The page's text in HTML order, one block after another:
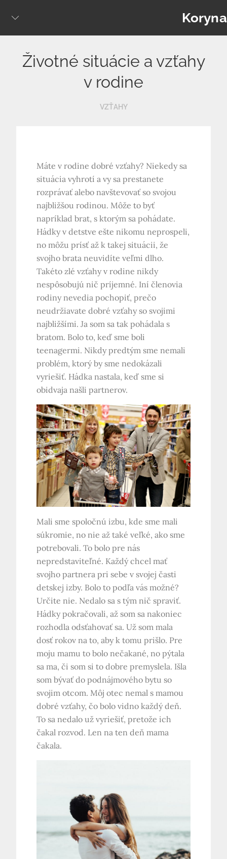
Koryna
Životné situácie a vzťahy
v rodine
VZŤAHY
Máte v rodine dobré vzťahy? Niekedy sa
situácia vyhrotí a vy sa prestanete
rozprávať alebo navštevovať so svojou
najbližšou rodinou. Môže to byť
napríklad brat, s ktorým sa pohádate.
Hádky v detstve ešte nikomu neprospeli,
no môžu prísť až k takej situácii, že
svojho brata neuvidíte veľmi dlho.
Takéto zlé vzťahy v rodine nikdy
nespôsobujú nič príjemné. Iní členovia
rodiny nevedia pochopiť, prečo
neudržiavate dobré vzťahy so svojimi
najbližšími. Ja som sa tak pohádala s
bratom. Bolo to, keď sme boli
teenagermi. Nikdy predtým sme nemali
problém, ktorý by sme nedokázali
vyriešiť. Hádka nastala, keď sme si
obidvaja našli partnerov.
Mali sme spoločnú izbu, kde sme mali
súkromie, no nie až také veľké, ako sme
potrebovali. To bolo pre nás
nepredstaviteľné. Každý chcel mať
svojho partnera pri sebe v svojej časti
detskej izby. Bolo to podľa vás možné?
Určite nie. Nedalo sa s tým nič spraviť.
Hádky pokračovali, až som sa nakoniec
rozhodla odsťahovať sa. Už som mala
dosť rokov na to, aby k tomu prišlo. Pre
moju mamu to bolo nečakané, no pýtala
sa ma, či som si to dobre premyslela. Išla
som bývať do podnájmového bytu so
svojim otcom. Môj otec nemal s mamou
dobré vzťahy, čo bolo vidno každý deň.
To sa nedalo už vyriešiť, pretože ich
čakal rozvod. Len na ten deň mama
čakala.